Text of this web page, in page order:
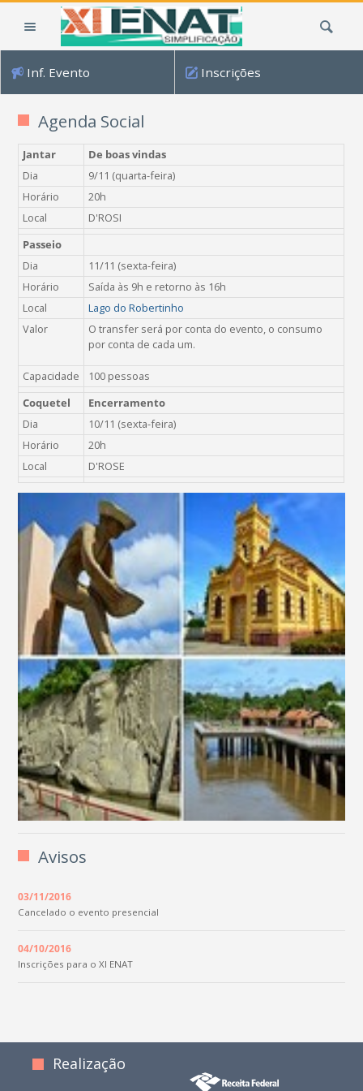
Inf. Evento Inscrições
Agenda Social
Jantar
De boas vindas
Dia
9/11 (quarta-feira)
Horário
20h
Local
D'ROSI
Passeio
Dia
11/11 (sexta-feira)
Horário
Saída às 9h e retorno às 16h
Local
Lago do Robertinho
Valor
O transfer será por conta do evento, o consumo
por conta de cada um.
Capacidade
100 pessoas
Coquetel
Encerramento
Dia
10/11 (sexta-feira)
Horário
20h
Local
D'ROSE
Avisos
03/11/2016
Cancelado o evento presencial
04/10/2016
Inscrições para o XI ENAT
Realização